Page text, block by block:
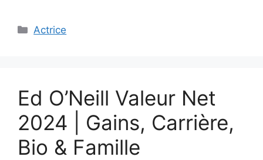
Categories
Actrice
Ed O’Neill Valeur Net
2024 | Gains, Carrière,
Bio & Famille